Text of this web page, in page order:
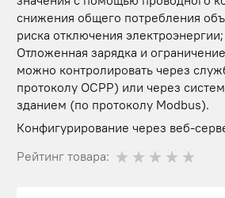
снижения общего потребления
риска отключения электроэнергии;
Отложенная зарядка и
можно контролировать через
протоколу OCPP) или через
зданием (по протоколу Modbus).
Конфигурирование через веб-
Рейтинг товара: